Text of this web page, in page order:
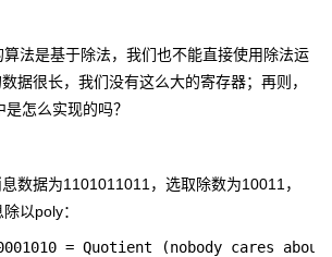
算法是基于除法，我们也不能直接使用除法运
据很长，我们没有这么大的寄存器；再则，
怎么实现的吗？
数据为1101011011 ，选取除数为10011 ，
以poly：
= Quotient (nobody cares about